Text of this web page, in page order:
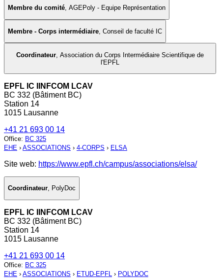
Membre du comité, AGEPoly - Equipe Représentation
Membre - Corps intermédiaire, Conseil de faculté IC
Coordinateur Association du Corps Intermédiaire Scientifique de
l'EPFL
EPFL IC IINFCOM LCAV
BC 332 (Bâtiment BC)
Station 14
1015 Lausanne
+41 21 693 00 14
Office: BC 325
EHE › ASSOCIATIONS › 4-CORPS › ELSA
Site web: https://www.epfl.ch/campus/associations/elsa/
Coordinateur, PolyDoc
EPFL IC IINFCOM LCAV
BC 332 (Bâtiment BC)
Station 14
1015 Lausanne
+41 21 693 00 14
Office: BC 325
EHE › ASSOCIATIONS › ETUD-EPFL › POLYDOC